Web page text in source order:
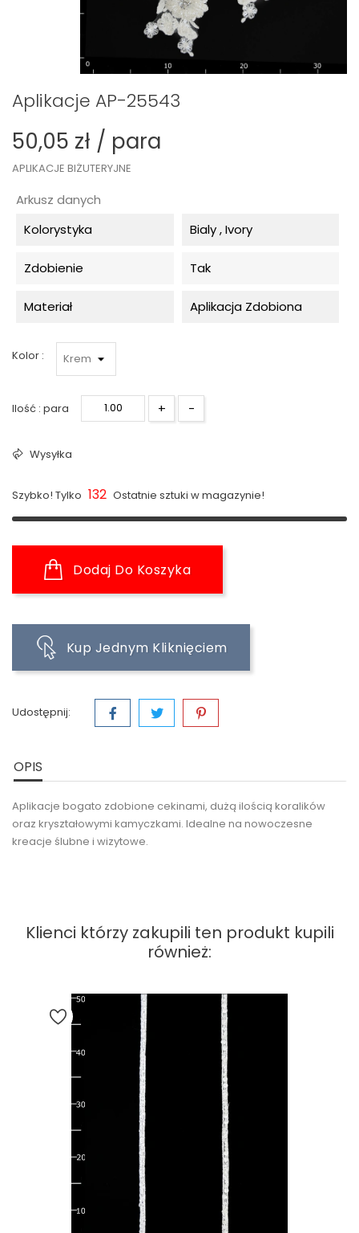
Aplikacje AP-25543
50,05 zł / para
APLIKACJE BIŻUTERYJNE
Arkusz danych
Kolorystyka
Bialy , Ivory
Zdobienie Tak
Materiał Aplikacja Zdobiona
Kolor :
Ilość : para + -
Wysyłka
Szybko! Tylko 132 Ostatnie sztuki w magazynie!
Dodaj Do Koszyka
Kup Jednym Kliknięciem
Udostępnij:
OPIS
Aplikacje bogato zdobione cekinami, dużą ilością koralików
oraz kryształowymi kamyczkami. Idealne na nowoczesne
kreacje ślubne i wizytowe.
Klienci którzy zakupili ten produkt kupili
również: